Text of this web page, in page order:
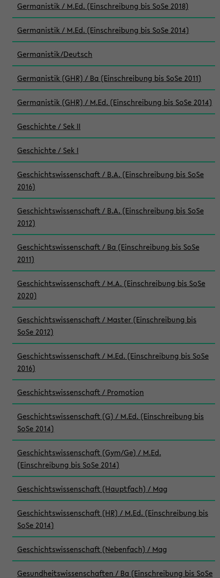
Germanistik / M.Ed. (Einschreibung bis SoSe 2018)
Germanistik / M.Ed. (Einschreibung bis SoSe 2014)
Germanistik/Deutsch
Germanistik (GHR) / Ba (Einschreibung bis SoSe 2011)
Germanistik (GHR) / M.Ed. (Einschreibung bis SoSe 2014)
Geschichte / Sek II
Geschichte / Sek I
Geschichtswissenschaft / B.A. (Einschreibung bis SoSe
2016)
Geschichtswissenschaft / B.A. (Einschreibung bis SoSe
2012)
Geschichtswissenschaft / Ba (Einschreibung bis SoSe
2011)
Geschichtswissenschaft / M.A. (Einschreibung bis SoSe
2020)
Geschichtswissenschaft / Master (Einschreibung bis
SoSe 2012)
Geschichtswissenschaft / M.Ed. (Einschreibung bis SoSe
2016)
Geschichtswissenschaft / Promotion
Geschichtswissenschaft (G) / M.Ed. (Einschreibung bis
SoSe 2014)
Geschichtswissenschaft (Gym/Ge) / M.Ed.
(Einschreibung bis SoSe 2014)
Geschichtswissenschaft (Hauptfach) / Mag
Geschichtswissenschaft (HR) / M.Ed. (Einschreibung bis
SoSe 2014)
Geschichtswissenschaft (Nebenfach) / Mag
Gesundheitswissenschaften / Ba (Einschreibung bis SoSe